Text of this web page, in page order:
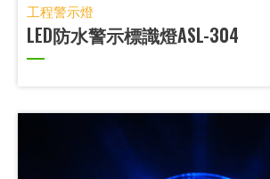
工程警示燈
LED防水警示標識燈ASL-304